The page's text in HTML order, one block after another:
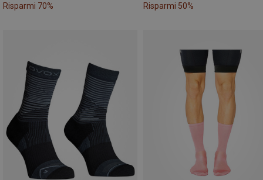
Risparmi 70% Risparmi 50%